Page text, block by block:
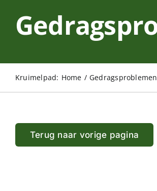
Kruimelpad: Home /
Terug naar vorige pagina